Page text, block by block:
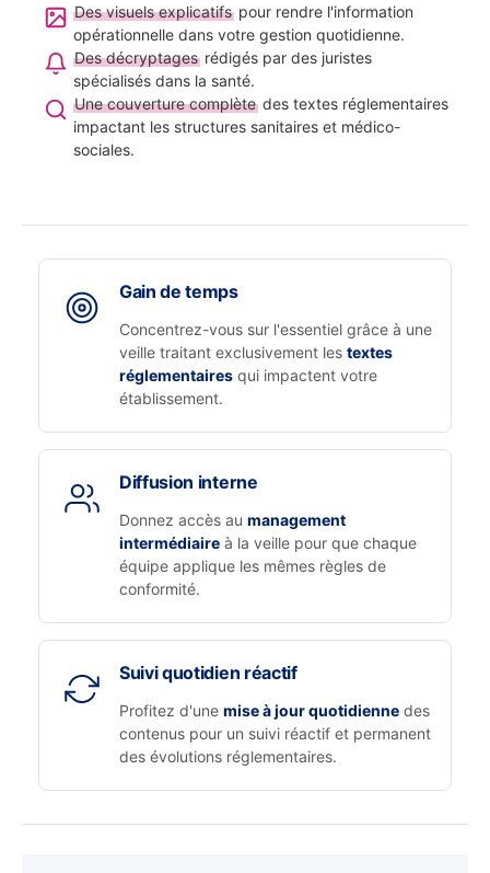
Des visuels explicatifspour rendre l'information
opérationnelle dans votre gestion quotidienne.
Des décryptagesrédigés par des juristes
spécialisés dans la santé.
Une couverture complètedes textes réglementaires
impactant les structures sanitaires et médico-
sociales.
Gain de temps
Concentrez-vous sur l'essentiel grâce à une
veille traitant exclusivement les textes
réglementaires qui impactent votre
établissement.
Diffusion interne
Donnez accès au management
intermédiaire à la veille pour que chaque
équipe applique les mêmes règles de
conformité.
Suivi quotidien réactif
Profitez d'une mise à jour quotidienne des
contenus pour un suivi réactif et permanent
des évolutions réglementaires.